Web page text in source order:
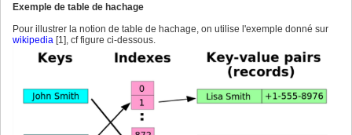
Exemple de table de hachage
Pour illustrer la notion de table de hachage, on utilise l'exemple donné sur
wikipedia [1], cf figure ci-dessous.